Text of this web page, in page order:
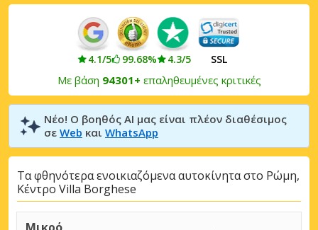
4.1/5 99.68% 4.3/5 SSL
Με βάση 94301+ επαληθευμένες κριτικές
Νέο! Ο βοηθός AI μας είναι πλέον διαθέσιμος
σε Web και WhatsApp
Τα φθηνότερα ενοικιαζόμενα αυτοκίνητα στο Ρώμη,
Κέντρο Villa Borghese